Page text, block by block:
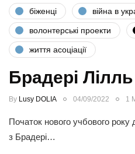
біженці війна в
волонтерські проекти
життя асоціації
Брадері
By Lusy DOLIA 04/09/2022 1
Початок нового учбового року
з Брадері…